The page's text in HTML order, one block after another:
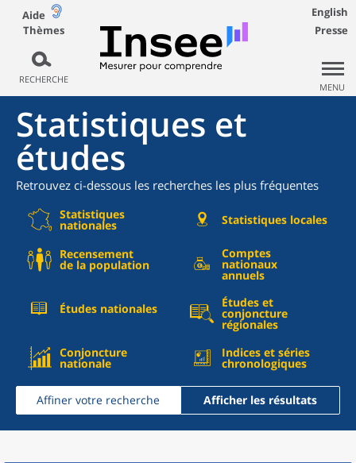
Aide
Thèmes
RECHERCHE
English
Presse
MENU
Statistiques et
études
Retrouvez ci-dessous les recherches les plus fréquentes
Statistiques
nationales Statistiques locales
Recensement
de la population
Comptes
nationaux
annuels
Études nationales Études et
conjoncture
régionales
Conjoncture
nationale
Indices et séries
chronologiques
Affiner votre recherche Afficher les résultats